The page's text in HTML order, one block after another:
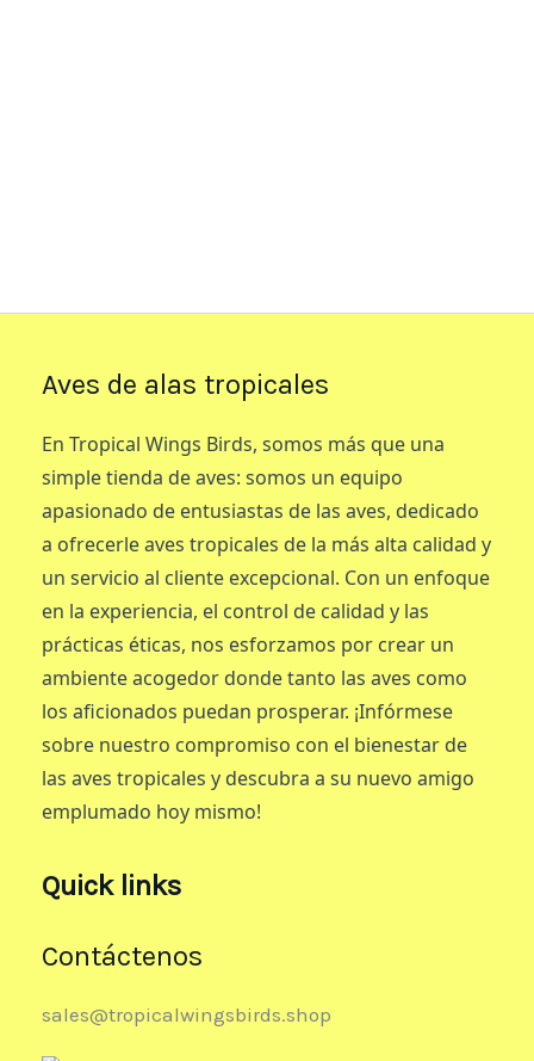
Aves de alas tropicales
En Tropical Wings Birds, somos más que una
simple tienda de aves: somos un equipo
apasionado de entusiastas de las aves, dedicado
a ofrecerle aves tropicales de la más alta calidad y
un servicio al cliente excepcional. Con un enfoque
en la experiencia, el control de calidad y las
prácticas éticas, nos esforzamos por crear un
ambiente acogedor donde tanto las aves como
los aficionados puedan prosperar. ¡Infórmese
sobre nuestro compromiso con el bienestar de
las aves tropicales y descubra a su nuevo amigo
emplumado hoy mismo!
Quick links
Contáctenos
sales@tropicalwingsbirds.shop